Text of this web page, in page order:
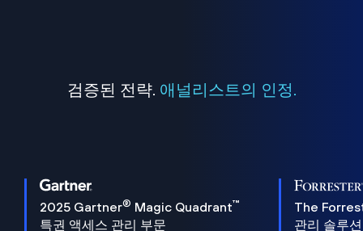
검증된 전략. 애널리스트의 인정.
2025 Gartner® Magic Quadrant™
특권 액세스 관리 부문
The
관리 솔루